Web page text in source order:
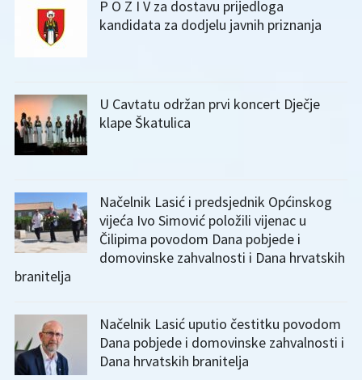
P O Z I V za dostavu prijedloga
kandidata za dodjelu javnih priznanja
U Cavtatu održan prvi koncert Dječje
klape Škatulica
Načelnik Lasić i predsjednik Općinskog
vijeća Ivo Simović položili vijenac u
Čilipima povodom Dana pobjede i
domovinske zahvalnosti i Dana hrvatskih
branitelja
Načelnik Lasić uputio čestitku povodom
Dana pobjede i domovinske zahvalnosti i
Dana hrvatskih branitelja